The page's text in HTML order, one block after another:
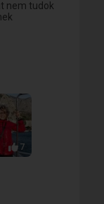
nem tudok
7